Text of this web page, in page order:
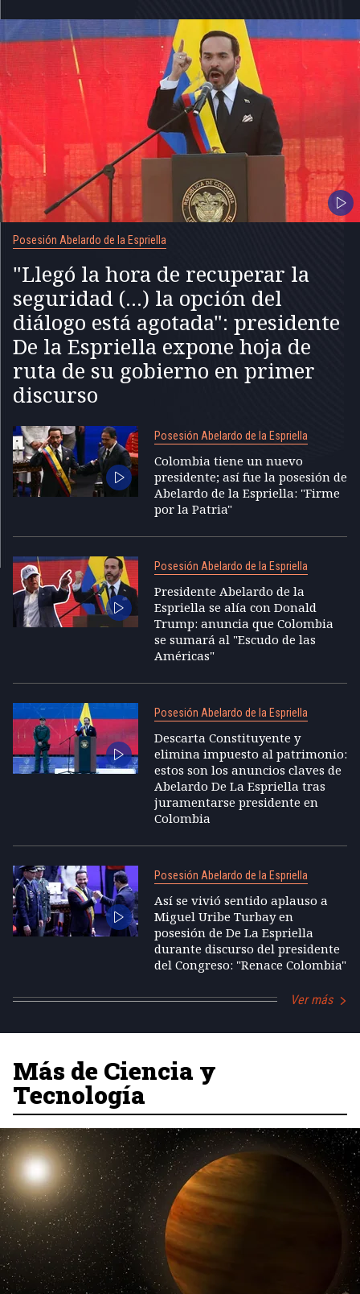
Posesión Abelardo de la Espriella
"Llegó la hora de recuperar la
seguridad (...) la opción del
diálogo está agotada": presidente
De la Espriella expone hoja de
ruta de su gobierno en primer
discurso
Posesión Abelardo de la Espriella
Colombia tiene un nuevo
presidente; así fue la posesión de
Abelardo de la Espriella: "Firme
por la Patria"
Posesión Abelardo de la Espriella
Presidente Abelardo de la
Espriella se alía con Donald
Trump: anuncia que Colombia
se sumará al "Escudo de las
Américas"
Posesión Abelardo de la Espriella
Descarta Constituyente y
elimina impuesto al patrimonio:
estos son los anuncios claves de
Abelardo De La Espriella tras
juramentarse presidente en
Colombia
Posesión Abelardo de la Espriella
Así se vivió sentido aplauso a
Miguel Uribe Turbay en
posesión de De La Espriella
durante discurso del presidente
del Congreso: "Renace Colombia"
Ver más
Más de Ciencia y
Tecnología